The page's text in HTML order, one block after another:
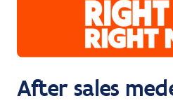
a
r
After sales